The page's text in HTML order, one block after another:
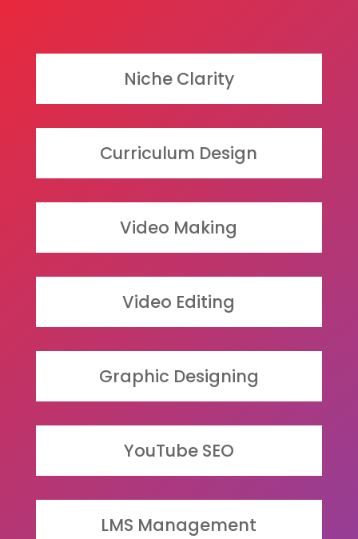
Niche Clarity
Curriculum Design
Video Making
Video Editing
Graphic Designing
YouTube SEO
LMS Management